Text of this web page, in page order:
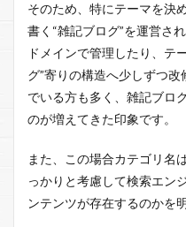
そのため、特にテーマを決
書く“雑記ブログ”を運営さ
ドメインで管理したり、テ
グ”寄りの構造へ少しずつ
でいる方も多く、雑記ブロ
のが増えてきた印象です。
また、この場合カテゴリ名
っかりと考慮して検索エン
ンテンツが存在するのかを